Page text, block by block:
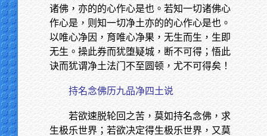
诸佛，亦的的心作心是也。若知一切诸佛心
作心是，则知一切净土亦的的心作心是也。
以唯心净因，育唯心净果，无生而生，生即
无生。操此券而犹堕疑城，断不可得；悟此
诀而犹谓净土法门不至圆顿，尤不可得矣！
持名念佛历九品净四土说
若欲速脱轮回之苦，莫如持名念佛，求
生极乐世界；若欲决定得生极乐世界，又莫